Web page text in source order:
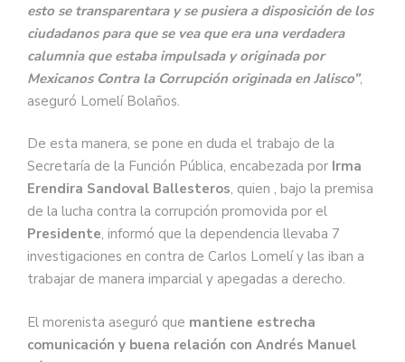
esto se transparentara y se pusiera a disposición de los
ciudadanos para que se vea que era una verdadera
calumnia que estaba impulsada y originada por
Mexicanos Contra la Corrupción originada en Jalisco”,
aseguró Lomelí Bolaños.
De esta manera, se pone en duda el trabajo de la
Secretaría de la Función Pública, encabezada por Irma
Erendira Sandoval Ballesteros, quien , bajo la premisa
de la lucha contra la corrupción promovida por el
Presidente, informó que la dependencia llevaba 7
investigaciones en contra de Carlos Lomelí y las iban a
trabajar de manera imparcial y apegadas a derecho.
El morenista aseguró que mantiene estrecha
comunicación y buena relación con Andrés Manuel